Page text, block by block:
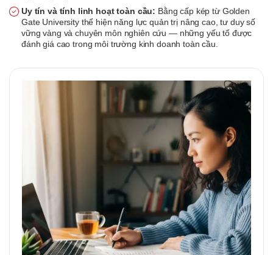
Uy tín và tính linh hoạt toàn cầu: Bằng cấp kép từ Golden
Gate University thể hiện năng lực quản trị nâng cao, tư duy số
vững vàng và chuyên môn nghiên cứu — những yếu tố được
đánh giá cao trong môi trường kinh doanh toàn cầu.